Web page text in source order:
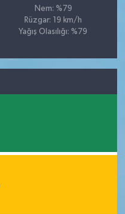
Nem: %79
Rüzgar: 19 km/h
Yağış Olasılığı: %79